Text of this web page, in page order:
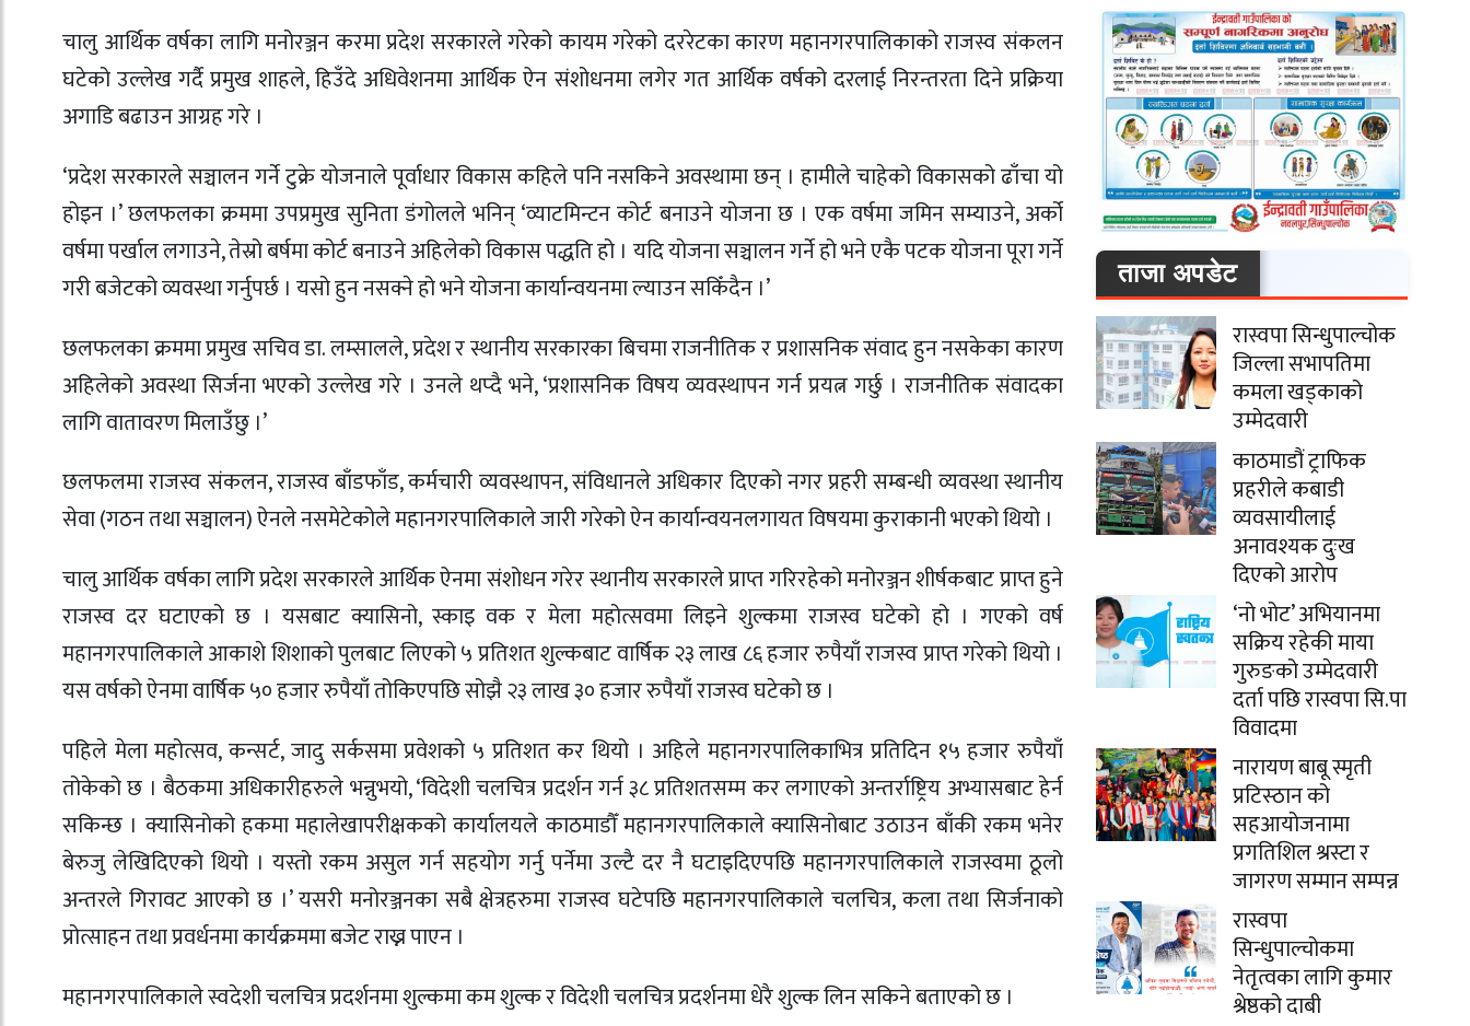
चालु आर्थिक वर्षका लागि मनोरञ्जन करमा प्रदेश सरकारले गरेको कायम गरेको दररेटका कारण महानगरपालिकाको राजस्व संकलन
घटेको उल्लेख गर्दै प्रमुख शाहले, हिउँदे अधिवेशनमा आर्थिक ऐन संशोधनमा लगेर गत आर्थिक वर्षको दरलाई निरन्तरता दिने प्रक्रिया
अगाडि बढाउन आग्रह गरे ।
‘प्रदेश सरकारले सञ्चालन गर्ने टुक्रे योजनाले पूर्वाधार विकास कहिले पनि नसकिने अवस्थामा छन् । हामीले चाहेको विकासको ढाँचा यो
होइन ।’ छलफलका क्रममा उपप्रमुख सुनिता डंगोलले भनिन् ‘व्याटमिन्टन कोर्ट बनाउने योजना छ । एक वर्षमा जमिन सम्याउने, अर्को
वर्षमा पर्खाल लगाउने, तेस्रो बर्षमा कोर्ट बनाउने अहिलेको विकास पद्धति हो । यदि योजना सञ्चालन गर्ने हो भने एकै पटक योजना पूरा गर्ने
गरी बजेटको व्यवस्था गर्नुपर्छ । यसो हुन नसक्ने हो भने योजना कार्यान्वयनमा ल्याउन सकिँदैन ।’
छलफलका क्रममा प्रमुख सचिव डा. लम्सालले, प्रदेश र स्थानीय सरकारका बिचमा राजनीतिक र प्रशासनिक संवाद हुन नसकेका कारण
अहिलेको अवस्था सिर्जना भएको उल्लेख गरे । उनले थप्दै भने, ‘प्रशासनिक विषय व्यवस्थापन गर्न प्रयत्न गर्छु । राजनीतिक संवादका
लागि वातावरण मिलाउँछु ।’
छलफलमा राजस्व संकलन, राजस्व बाँडफाँड, कर्मचारी व्यवस्थापन, संविधानले अधिकार दिएको नगर प्रहरी सम्बन्धी व्यवस्था स्थानीय
सेवा (गठन तथा सञ्चालन) ऐनले नसमेटेकोले महानगरपालिकाले जारी गरेको ऐन कार्यान्वयनलगायत विषयमा कुराकानी भएको थियो ।
चालु आर्थिक वर्षका लागि प्रदेश सरकारले आर्थिक ऐनमा संशोधन गरेर स्थानीय सरकारले प्राप्त गरिरहेको मनोरञ्जन शीर्षकबाट प्राप्त हुने
राजस्व दर घटाएको छ । यसबाट क्यासिनो, स्काइ वक र मेला महोत्सवमा लिइने शुल्कमा राजस्व घटेको हो । गएको वर्ष
महानगरपालिकाले आकाशे शिशाको पुलबाट लिएको ५ प्रतिशत शुल्कबाट वार्षिक २३ लाख ८६ हजार रुपैयाँ राजस्व प्राप्त गरेको थियो ।
यस वर्षको ऐनमा वार्षिक ५० हजार रुपैयाँ तोकिएपछि सोझै २३ लाख ३० हजार रुपैयाँ राजस्व घटेको छ ।
पहिले मेला महोत्सव, कन्सर्ट, जादु सर्कसमा प्रवेशको ५ प्रतिशत कर थियो । अहिले महानगरपालिकाभित्र प्रतिदिन १५ हजार रुपैयाँ
तोकेको छ । बैठकमा अधिकारीहरुले भन्नुभयो, ‘विदेशी चलचित्र प्रदर्शन गर्न ३८ प्रतिशतसम्म कर लगाएको अन्तर्राष्ट्रिय अभ्यासबाट हेर्न
सकिन्छ । क्यासिनोको हकमा महालेखापरीक्षकको कार्यालयले काठमाडौँ महानगरपालिकाले क्यासिनोबाट उठाउन बाँकी रकम भनेर
बेरुजु लेखिदिएको थियो । यस्तो रकम असुल गर्न सहयोग गर्नु पर्नेमा उल्टै दर नै घटाइदिएपछि महानगरपालिकाले राजस्वमा ठूलो
अन्तरले गिरावट आएको छ ।’ यसरी मनोरञ्जनका सबै क्षेत्रहरुमा राजस्व घटेपछि महानगरपालिकाले चलचित्र, कला तथा सिर्जनाको
प्रोत्साहन तथा प्रवर्धनमा कार्यक्रममा बजेट राख्न पाएन ।
महानगरपालिकाले स्वदेशी चलचित्र प्रदर्शनमा शुल्कमा कम शुल्क र विदेशी चलचित्र प्रदर्शनमा धेरै शुल्क लिन सकिने बताएको छ ।
ताजा अपडेट
रास्वपा सिन्धुपाल्चोक
जिल्ला सभापतिमा
कमला खड्काको
उम्मेदवारी
काठमाडौं ट्राफिक
प्रहरीले कबाडी
व्यवसायीलाई
अनावश्यक दुःख
दिएको आरोप
‘नो भोट’ अभियानमा
सक्रिय रहेकी माया
गुरुङको उम्मेदवारी
दर्ता पछि रास्वपा सि.पा
विवादमा
नारायण बाबू स्मृती
प्रटिस्ठान को
सहआयोजनामा
प्रगतिशिल श्रस्टा र
जागरण सम्मान सम्पन्न
रास्वपा
सिन्धुपाल्चोकमा
नेतृत्वका लागि कुमार
श्रेष्ठको दाबी